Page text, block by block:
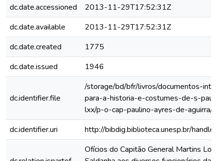
dc.date.accessioned
2013-11-29T17:52:31Z
dc.date.available
2013-11-29T17:52:31Z
dc.date.created
1775
dc.date.issued
1946
dc.identifier.file
/storage/bd/bfr/livros/documentos-
para-a-historia-e-costumes-de-s-
lxx/p-o-cap-paulino-ayres-de-aguirra/
dc.identifier.uri
http://bibdig.biblioteca.unesp.br/
Ofícios do Capitão General Martins